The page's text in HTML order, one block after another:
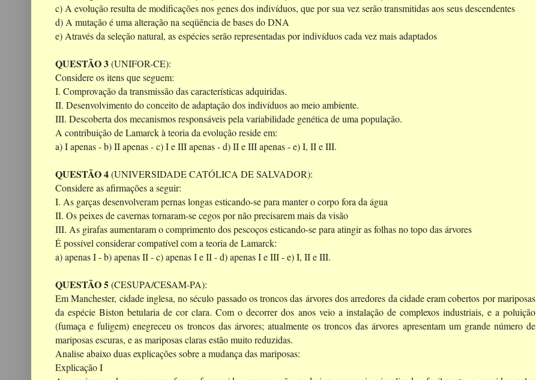
c) A evolução resulta de modificações nos genes dos indivíduos, que por sua vez serão transmitidas aos seus descendentes
d) A mutação é uma alteração na seqüência de bases do DNA
e) Através da seleção natural, as espécies serão representadas por indivíduos cada vez mais adaptados
QUESTÃO 3(UNIFOR-CE):
Considere os itens que seguem:
I. Comprovação da transmissão das características adquiridas.
II. Desenvolvimento do conceito de adaptação dos indivíduos ao meio ambiente.
III. Descoberta dos mecanismos responsáveis pela variabilidade genética de uma população.
A contribuição de Lamarck à teoria da evolução reside em:
a) I apenas -b) II apenas -c) I e III apenas -d) II e III apenas -e) I, II e III.
QUESTÃO 4(UNIVERSIDADE CATÓLICA DE SALVADOR):
Considere as afirmações a seguir:
I. As garças desenvolveram pernas longas esticando-se para manter o corpo fora da água
II. Os peixes de cavernas tornaram-se cegos por não precisarem mais da visão
III. As girafas aumentaram o comprimento dos pescoços esticando-se para atingir as folhas no topo das árvores
É possível considerar compatível com a teoria de Lamarck:
a) apenas I -b) apenas II -c) apenas I e II -d) apenas I e III -e) I, II e III.
QUESTÃO 5(CESUPA/CESAM-PA):
Em Manchester, cidade inglesa, no século passado os troncos das árvores dos arredores da cidade eram cobertos por mariposas
da espécie Biston betularia de cor clara. Com o decorrer dos anos veio a instalação de complexos industriais, e a poluição
(fumaça e fuligem) enegreceu os troncos das árvores; atualmente os troncos das árvores apresentam um grande número de
mariposas escuras, e as mariposas claras estão muito reduzidas.
Analise abaixo duas explicações sobre a mudança das mariposas:
Explicação I